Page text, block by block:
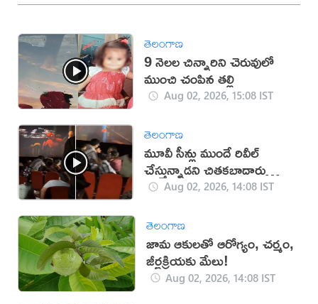
తెలంగాణ
9 నెలల చిన్నారిని చెరువులో
ముంచి చంపిన తల్లి
Aug 02, 2026, 15:08 IST
తెలంగాణ
మూవీ సీన్లు ముందే రివీల్
చేస్తున్నాడని చితకబాదారు
(వీడియో)
Aug 02, 2026, 14:08 IST
తెలంగాణ
జామ ఆకులతో ఆరోగ్యం, చర్మం,
జీర్ణక్రియకు మేలు!
Aug 02, 2026, 14:08 IST